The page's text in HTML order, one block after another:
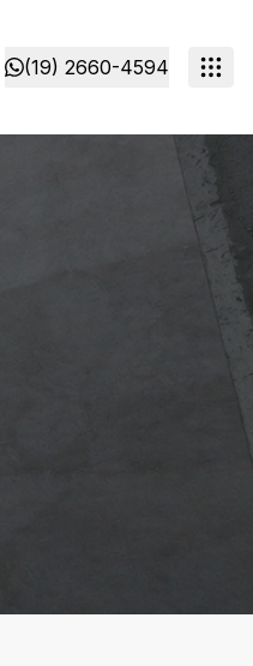
(19) 2660-4594